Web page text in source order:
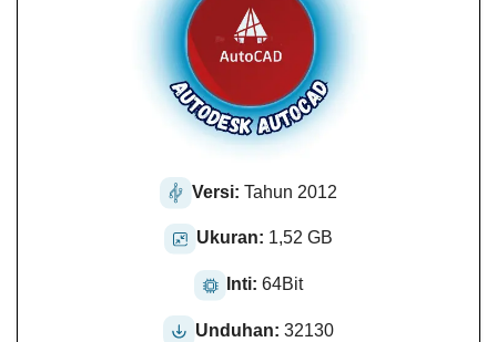
Versi: Tahun 2012
Ukuran: 1,52 GB
Inti: 64Bit
Unduhan: 32130